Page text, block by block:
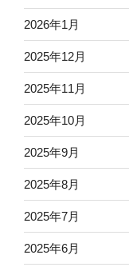
2026年1月
2025年12月
2025年11月
2025年10月
2025年9月
2025年8月
2025年7月
2025年6月